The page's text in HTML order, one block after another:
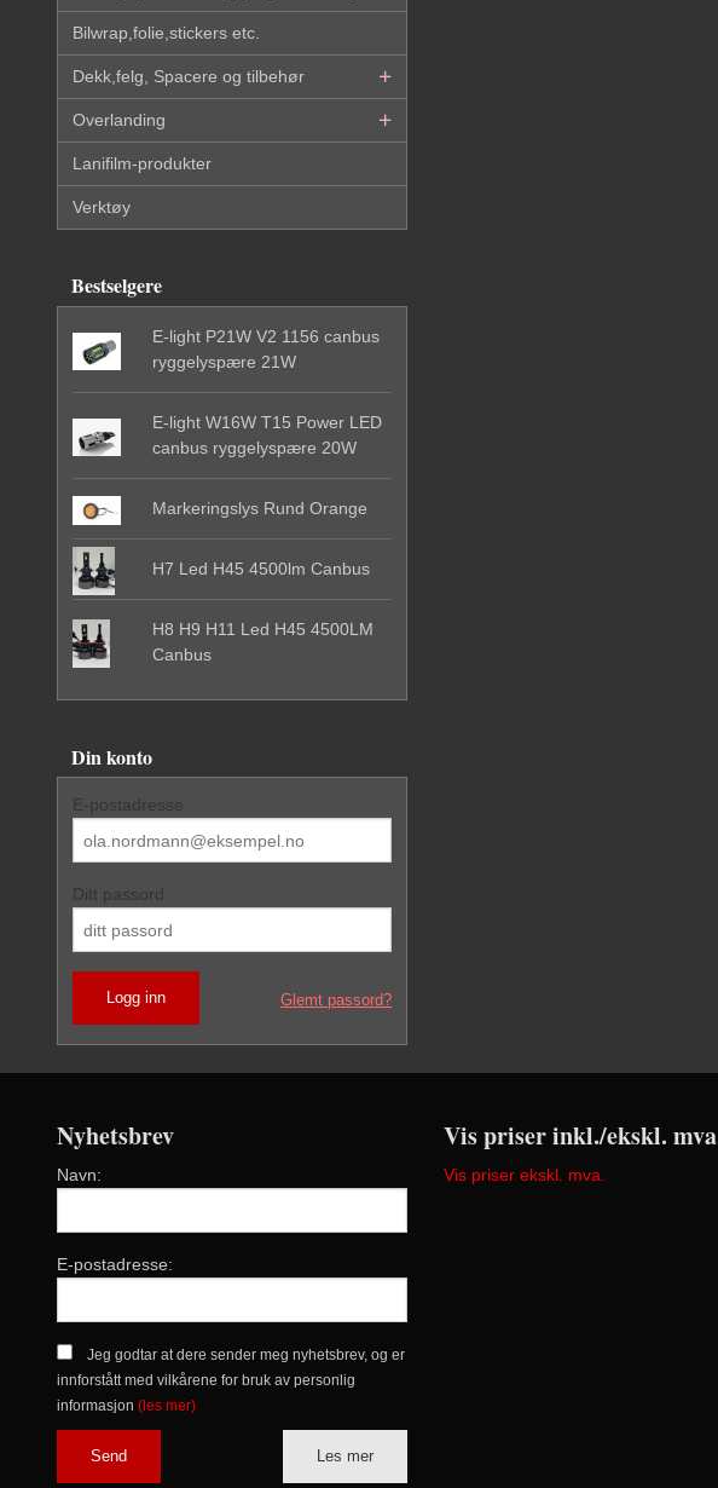
Bilwrap,folie,stickers etc.
Dekk,felg, Spacere og tilbehør
Overlanding
Lanifilm-produkter
Verktøy
Bestselgere
E-light P21W V2 1156 canbus
ryggelyspære 21W
E-light W16W T15 Power LED
canbus ryggelyspære 20W
Markeringslys Rund Orange
H7 Led H45 4500lm Canbus
H8 H9 H11 Led H45 4500LM
Canbus
Din konto
E-postadresse
Ditt passord
Glemt passord?
Nyhetsbrev
Navn:
E-postadresse:
Jeg godtar at dere sender meg nyhetsbrev, og er
innforstått med vilkårene for bruk av personlig
informasjon (les mer)
Les mer
Vis priser inkl./ekskl. mva
Vis priser ekskl. mva.